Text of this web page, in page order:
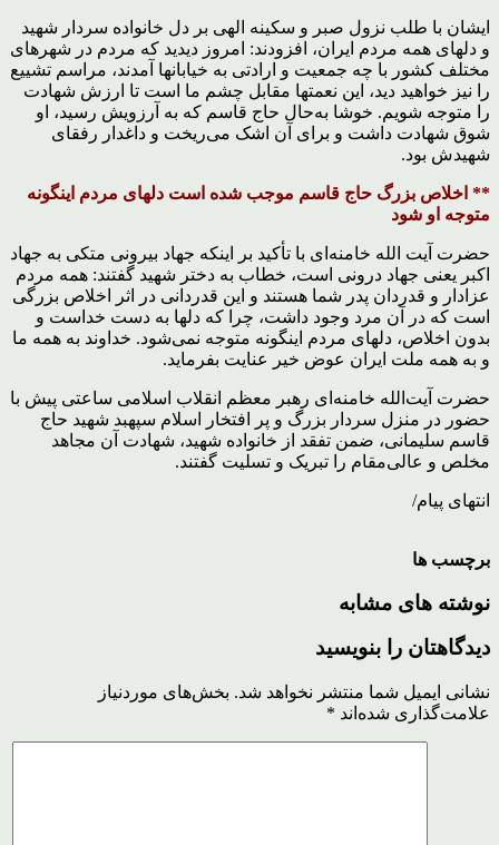
ایشان با طلب نزول صبر و سکینه الهی بر دل خانواده سردار شهید
و دلهای همه مردم ایران، افزودند: امروز دیدید که مردم در شهرهای
مختلف کشور با چه جمعیت و ارادتی به خیابانها آمدند، مراسم تشییع
را نیز خواهید دید، این نعمتها مقابل چشم ما است تا ارزش شهادت
را متوجه شویم. خوشا به‌حال حاج قاسم که به آرزویش رسید، او
شوق شهادت داشت و برای آن اشک می‌ریخت و داغدار رفقای
شهیدش بود.
** اخلاص بزرگ حاج قاسم موجب شده است دلهای مردم اینگونه
متوجه او شود
حضرت آیت الله خامنه‌ای با تأکید بر اینکه جهاد بیرونی متکی به جهاد
اکبر یعنی جهاد درونی است، خطاب به دختر شهید گفتند: همه مردم
عزادار و قدردان پدر شما هستند و این قدردانی در اثر اخلاص بزرگی
است که در آن مرد وجود داشت، چرا که دلها به دست خداست و
بدون اخلاص، دلهای مردم اینگونه متوجه نمی‌شود. خداوند به همه ما
و به همه ملت ایران عوض خیر عنایت بفرماید.
حضرت آیت‌الله خامنه‌ای رهبر معظم انقلاب اسلامی ساعتی پیش با
حضور در منزل سردار بزرگ و پر افتخار اسلام سپهبد شهید حاج
قاسم سلیمانی، ضمن تفقد از خانواده شهید، شهادت آن مجاهد
مخلص و عالی‌مقام را تبریک و تسلیت گفتند.
انتهای پیام/
برچسب ها
نوشته های مشابه
دیدگاهتان را بنویسید
نشانی ایمیل شما منتشر نخواهد شد. بخش‌های موردنیاز
علامت‌گذاری شده‌اند *